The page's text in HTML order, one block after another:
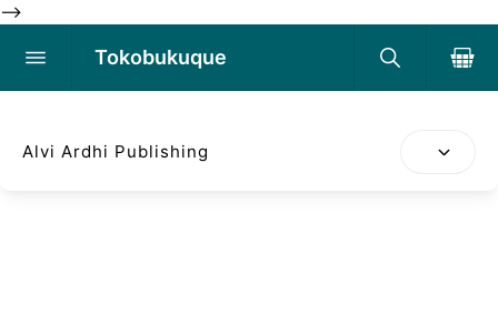
-->
Tokobukuque
Alvi Ardhi Publishing